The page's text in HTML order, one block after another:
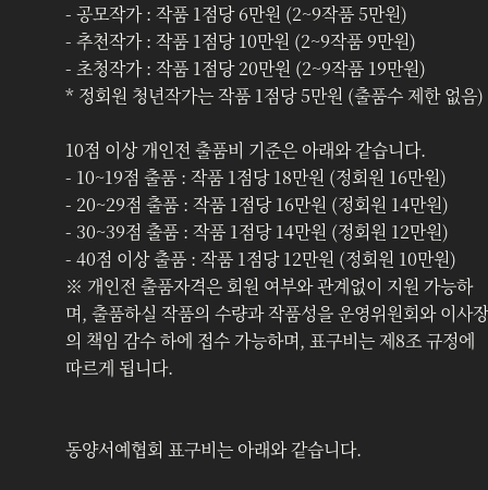
- 공모작가 : 작품 1점당 6만원 (2~9작품 5만원)
- 추천작가 : 작품 1점당 10만원 (2~9작품 9만원)
- 초청작가 : 작품 1점당 20만원 (2~9작품 19만원)
* 정회원 청년작가는 작품 1점당 5만원 (출품수 제한 없음)
10점 이상 개인전 출품비 기준은 아래와 같습니다.
- 10~19점 출품 : 작품 1점당 18만원 (정회원 16만원)
- 20~29점 출품 : 작품 1점당 16만원 (정회원 14만원)
- 30~39점 출품 : 작품 1점당 14만원 (정회원 12만원)
- 40점 이상 출품 : 작품 1점당 12만원 (정회원 10만원)
※ 개인전 출품자격은 회원 여부와 관계없이 지원 가능하
며, 출품하실 작품의 수량과 작품성을 운영위원회와 이사장
의 책임 감수 하에 접수 가능하며, 표구비는 제8조 규정에
따르게 됩니다.
동양서예협회 표구비는 아래와 같습니다.